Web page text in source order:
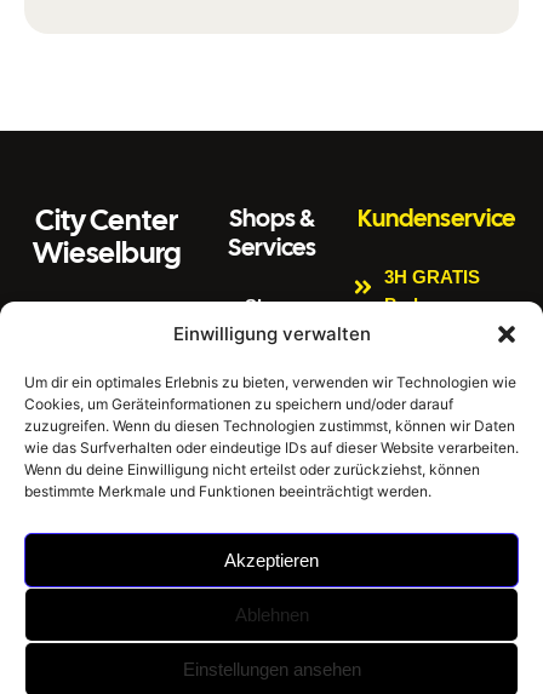
Einwilligung verwalten
Um dir ein optimales Erlebnis zu bieten, verwenden wir Technologien wie
Cookies, um Geräteinformationen zu speichern und/oder darauf
zuzugreifen. Wenn du diesen Technologien zustimmst, können wir Daten
wie das Surfverhalten oder eindeutige IDs auf dieser Website verarbeiten.
Wenn du deine Einwilligung nicht erteilst oder zurückziehst, können
bestimmte Merkmale und Funktionen beeinträchtigt werden.
Akzeptieren
Ablehnen
Einstellungen ansehen
City Center
Wieselburg
3250 Wieselburg
Tel: 0664 4407889
E
m
ai
l:
office@citycenter
wieselburg.at
Sonntag 8:00 Uhr
Shops &
Services
Shops
Citycenter
Newsletter
Impressum
Datenschutzerklär
ung
Hausordnung
Kundenservice
3H GRATIS
Parken
Kinderspielbere
Bankomat
Gratis W-LAN
E-Tankstellen
2026
City Center Wieselburg -
Umsetzung: BrainStorm